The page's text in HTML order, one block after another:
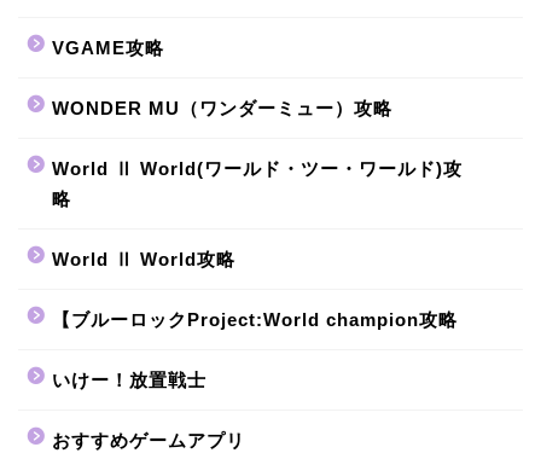
VGAME攻略
WONDER MU（ワンダーミュー）攻略
World Ⅱ World(ワールド・ツー・ワールド)攻
略
World Ⅱ World攻略
【ブルーロックProject:World champion攻略
いけー！放置戦士
おすすめゲームアプリ